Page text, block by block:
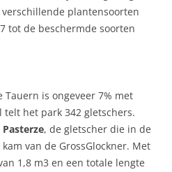
plantensoorten
tot de beschermde soorten
is ongeveer 7% met
het park 342 gletschers.
Pasterze, de gletscher die in de
van de GrossGlockner. Met
1,8 m3 en een totale lengte